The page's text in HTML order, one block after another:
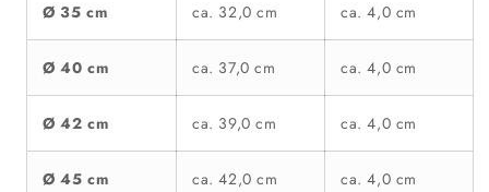
Ø 35 cm ca. 32,0 cm ca. 4,0 cm
Ø 40 cm ca. 37,0 cm ca. 4,0 cm
Ø 42 cm ca. 39,0 cm ca. 4,0 cm
Ø 45 cm ca. 42,0 cm ca. 4,0 cm